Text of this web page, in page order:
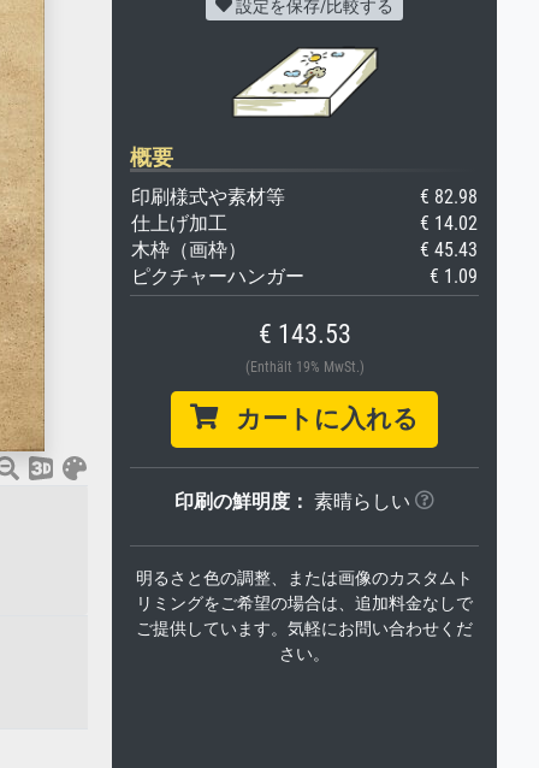
設定を保存/比較する
概要
印刷様式や素材等
€ 82.98
仕上げ加工
€ 14.02
木枠（画枠）
€ 45.43
ピクチャーハンガー
€ 1.09
€ 143.53
(Enthält 19% MwSt.)
カートに入れる
印刷の鮮明度： 素晴らしい
明るさと色の調整、または画像のカスタムト
リミングをご希望の場合は、追加料金なしで
ご提供しています。気軽にお問い合わせくだ
さい。